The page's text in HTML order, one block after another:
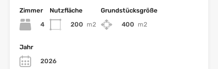
Zimmer
4
Nutzfläche
200 m2
Grundstücksgröße
400 m2
Jahr
2026